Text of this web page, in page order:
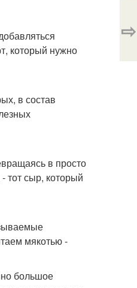
который нужно
в состав
в просто
тот сыр, который
мякотью -
большое
⇨